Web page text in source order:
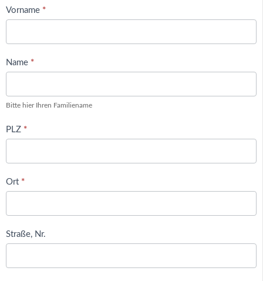
Vorname *
Name *
Bitte hier Ihren Familiename
PLZ *
Ort *
Straße, Nr.